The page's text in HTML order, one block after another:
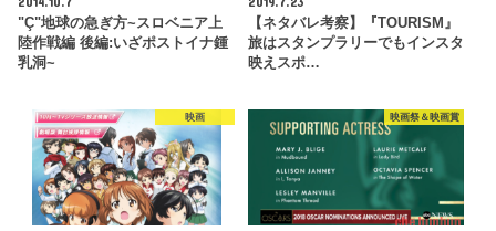
"Ç"地球の急ぎ方~スロベニア上
陸作戦編 後編:いざポストイナ鍾
乳洞~
【ネタバレ考察】『TOURISM』
旅はスタンプラリーでもインスタ
映えスポ…
映画 映画祭＆映画賞